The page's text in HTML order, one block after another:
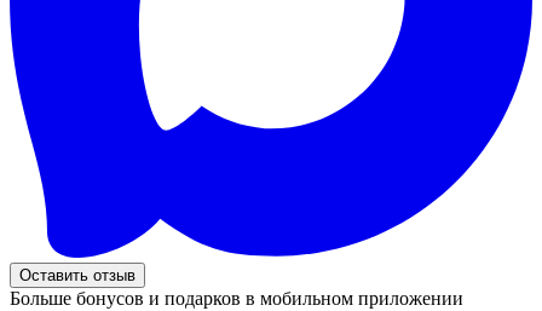
Оставить отзыв
Больше бонусов и подарков в мобильном приложении